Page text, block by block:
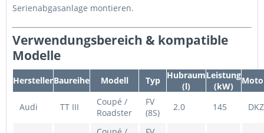
Serienabgasanlage montieren.
Verwendungsbereich & kompatible
Modelle
HerstellerBaureihe Modell Typ
Hubraum
(l)
Leistung
(kW)
Audi TT III
Coupé /
Roadster
FV
(8S)
2.0 145